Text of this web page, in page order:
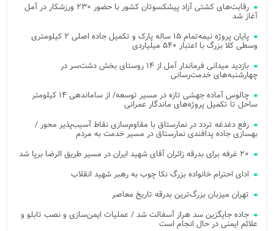
رقابت‌های کشتی آزاد پیشکسوتان کشور با حضور ۲۳۰ ورزشکار در آمل
آغاز شد
پایان پروژه نیمه‌تمام ۱۵ ساله پارک و تکمیل جاده اصلی ۲ کیلومتری
وسطی کلا بزرگ با اعتبار ۵۴۰ میلیاردی
بازدید میدانی فرماندار آمل از ۱۴ روستای بخش دشت‌سر در
چهارشنبه‌های خدمت‌رسانی
چالوس آماده جهشی تازه در مسیر توسعه/ از ساماندهی ۱۴ کیلومتر
ساحل تا تکمیل پروژه‌های ماندگار عمرانی
رفع دغدغه تردد در نمارستاق با مقاوم‌سازی نقاط آسیب‌پذیر محور /
بهسازی جاده پدافندی نمارستاق در مسیر خدمت به مردم
۲۰ غرفه برای بدرقه زائران آقای شهید ایران در مسیر طریق الرضا برپا شد
ادای احترام خانواده بزرگ نکا چوب به رهبر شهید انقلاب
تهران میزبان بزرگ‌ترین بدرقه تاریخ معاصر
جاده جایگزین سد هراز آسفالت شد / عملیات ایمن‌سازی و نصب تابلو و
علائم ایمنی در حال انجام است